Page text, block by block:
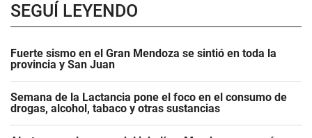
SEGUÍ LEYENDO
Fuerte sismo en el Gran Mendoza se sintió en toda la
provincia y San Juan
Semana de la Lactancia pone el foco en el consumo de
drogas, alcohol, tabaco y otras sustancias